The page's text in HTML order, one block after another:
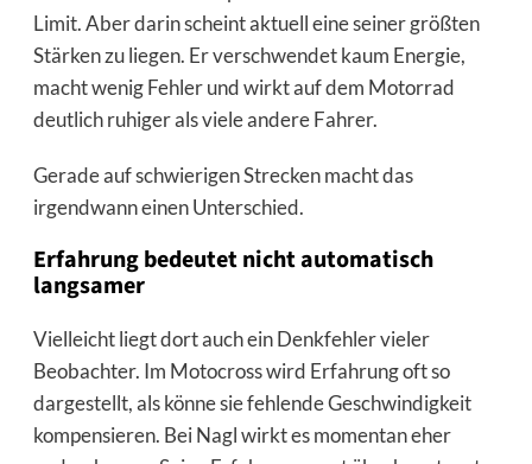
Limit. Aber darin scheint aktuell eine seiner größten
Stärken zu liegen. Er verschwendet kaum Energie,
macht wenig Fehler und wirkt auf dem Motorrad
deutlich ruhiger als viele andere Fahrer.
Gerade auf schwierigen Strecken macht das
irgendwann einen Unterschied.
Erfahrung bedeutet nicht automatisch
langsamer
Vielleicht liegt dort auch ein Denkfehler vieler
Beobachter. Im Motocross wird Erfahrung oft so
dargestellt, als könne sie fehlende Geschwindigkeit
kompensieren. Bei Nagl wirkt es momentan eher